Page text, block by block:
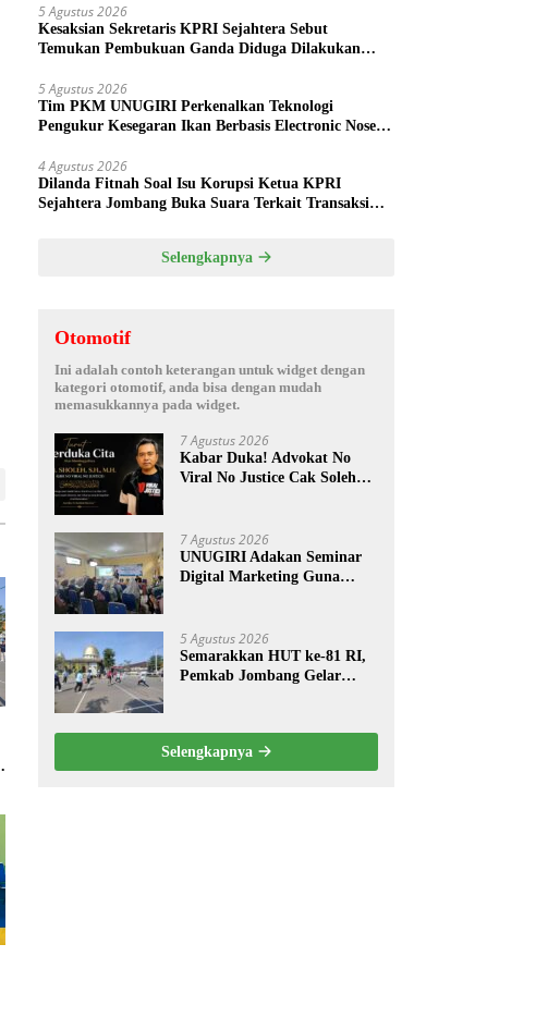
5 Agustus 2026
Kesaksian Sekretaris KPRI Sejahtera Sebut
Temukan Pembukuan Ganda Diduga Dilakukan
5 Agustus 2026
Tim PKM UNUGIRI Perkenalkan Teknologi
Pengukur Kesegaran Ikan Berbasis Electronic Nose
4 Agustus 2026
Dilanda Fitnah Soal Isu Korupsi Ketua KPRI
Sejahtera Jombang Buka Suara Terkait Transaksi
Selengkapnya
Otomotif
Ini adalah contoh keterangan untuk widget dengan
kategori otomotif, anda bisa dengan mudah
memasukkannya pada widget.
7 Agustus 2026
Kabar Duka! Advokat No
Viral No Justice Cak Soleh
7 Agustus 2026
UNUGIRI Adakan Seminar
Digital Marketing Guna
Desa Prangi
5 Agustus 2026
Semarakkan HUT ke-81 RI,
Pemkab Jombang Gelar
Selengkapnya